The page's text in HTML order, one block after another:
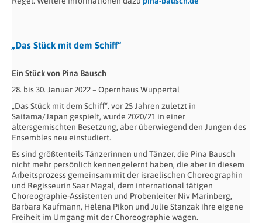
„Das Stück mit dem Schiff“
Ein Stück von Pina Bausch
28. bis 30. Januar 2022 – Opernhaus Wuppertal
„Das Stück mit dem Schiff“, vor 25 Jahren zuletzt in
Saitama/Japan gespielt, wurde 2020/21 in einer
altersgemischten Besetzung, aber überwiegend den Jungen des
Ensembles neu einstudiert.
Es sind größtenteils Tänzerinnen und Tänzer, die Pina Bausch
nicht mehr persönlich kennengelernt haben, die aber in diesem
Arbeitsprozess gemeinsam mit der israelischen Choreographin
und Regisseurin Saar Magal, dem international tätigen
Choreographie-Assistenten und Probenleiter Niv Marinberg,
Barbara Kaufmann, Héléna Pikon und Julie Stanzak ihre eigene
Freiheit im Umgang mit der Choreographie wagen.